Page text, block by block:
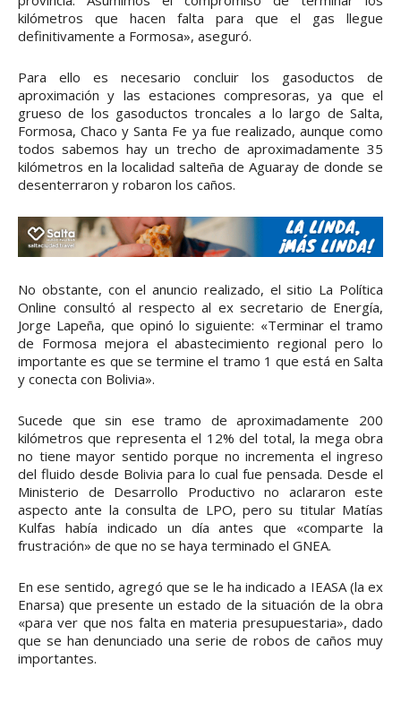
kilómetros que hacen falta para que el gas llegue
definitivamente a Formosa», aseguró.
Para ello es necesario concluir los gasoductos de
aproximación y las estaciones compresoras, ya que el
grueso de los gasoductos troncales a lo largo de Salta,
Formosa, Chaco y Santa Fe ya fue realizado, aunque como
todos sabemos hay un trecho de aproximadamente 35
kilómetros en la localidad salteña de Aguaray de donde se
desenterraron y robaron los caños.
No obstante, con el anuncio realizado, el sitio La Política
Online consultó al respecto al ex secretario de Energía,
Jorge Lapeña, que opinó lo siguiente: «Terminar el tramo
de Formosa mejora el abastecimiento regional pero lo
importante es que se termine el tramo 1 que está en Salta
y conecta con Bolivia».
Sucede que sin ese tramo de aproximadamente 200
kilómetros que representa el 12% del total, la mega obra
no tiene mayor sentido porque no incrementa el ingreso
del fluido desde Bolivia para lo cual fue pensada. Desde el
Ministerio de Desarrollo Productivo no aclararon este
aspecto ante la consulta de LPO, pero su titular Matías
Kulfas había indicado un día antes que «comparte la
frustración» de que no se haya terminado el GNEA.
En ese sentido, agregó que se le ha indicado a IEASA (la ex
Enarsa) que presente un estado de la situación de la obra
«para ver que nos falta en materia presupuestaria», dado
que se han denunciado una serie de robos de caños muy
importantes.